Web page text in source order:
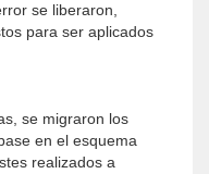
se liberaron,
para ser aplicados
se migraron los
en el esquema
realizados a